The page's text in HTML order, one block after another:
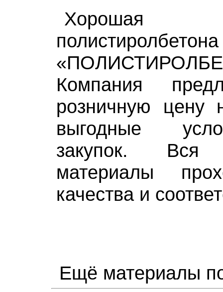
Хорошая
Компания
розничную цену
выгодные
закупок. Вся
материалы
качества и
Ещё материалы